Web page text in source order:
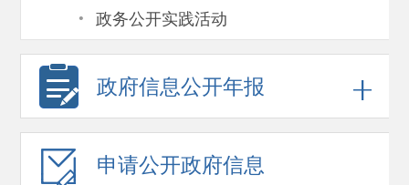
· 政务公开实践活动
政府信息公开年报
申请公开政府信息